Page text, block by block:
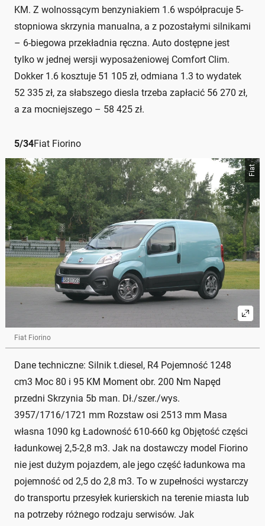
KM. Z wolnossącym benzyniakiem 1.6 współpracuje 5-
stopniowa skrzynia manualna, a z pozostałymi silnikami
– 6-biegowa przekładnia ręczna. Auto dostępne jest
tylko w jednej wersji wyposażeniowej Comfort Clim.
Dokker 1.6 kosztuje 51 105 zł, odmiana 1.3 to wydatek
52 335 zł, za słabszego diesla trzeba zapłacić 56 270 zł,
a za mocniejszego – 58 425 zł.
5/34Fiat Fiorino
Fiat
Fiat Fiorino
Dane techniczne: Silnik t.diesel, R4 Pojemność 1248
cm3 Moc 80 i 95 KM Moment obr. 200 Nm Napęd
przedni Skrzynia 5b man. Dł./szer./wys.
3957/1716/1721 mm Rozstaw osi 2513 mm Masa
własna 1090 kg Ładowność 610-660 kg Objętość części
ładunkowej 2,5-2,8 m3. Jak na dostawczy model Fiorino
nie jest dużym pojazdem, ale jego część ładunkowa ma
pojemność od 2,5 do 2,8 m3. To w zupełności wystarczy
do transportu przesyłek kurierskich na terenie miasta lub
na potrzeby różnego rodzaju serwisów. Jak